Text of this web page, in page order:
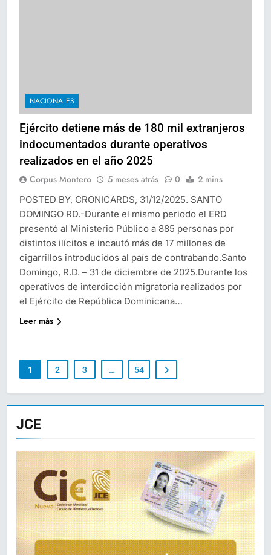
JCE
NACIONALES
Ejército detiene más de 180 mil extranjeros
indocumentados durante operativos
realizados en el año 2025
Corpus Montero 5 meses atrás 0 2 mins
POSTED BY, CRONICARDS, 31/12/2025. SANTO
DOMINGO RD.-Durante el mismo periodo el ERD
presentó al Ministerio Público a 885 personas por
distintos ilícitos e incautó más de 17 millones de
cigarrillos introducidos al país de contrabando.Santo
Domingo, R.D. – 31 de diciembre de 2025.Durante los
operativos de interdicción migratoria realizados por
el Ejército de República Dominicana…
Leer más
1 2 3 … 54